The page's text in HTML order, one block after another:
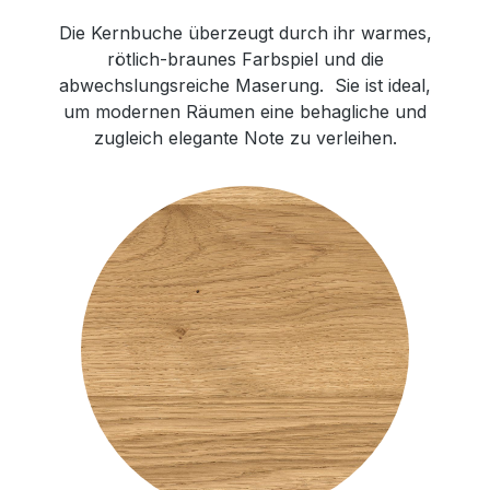
Die Kernbuche überzeugt durch ihr warmes,
rötlich-braunes Farbspiel und die
abwechslungsreiche Maserung. Sie ist ideal,
um modernen Räumen eine behagliche und
zugleich elegante Note zu verleihen.